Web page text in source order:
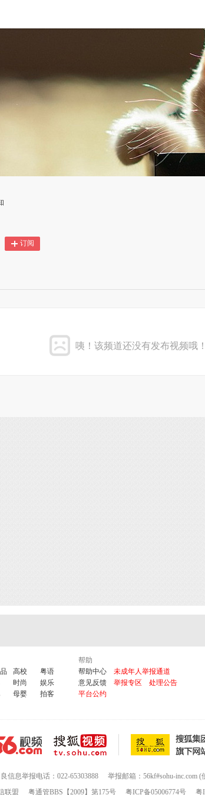
订阅
咦！该频道还没有发布视频哦！
高校
粤语
时尚
娱乐
母婴 拍客
帮助
帮助中心
未成年人举报通道
意见反馈
举报专区
处理公告
平台公约
信息举报电话：022-65303888
举报邮箱：56kf#sohu-inc.com
联盟 粤通管BBS【2009】第175号 粤ICP备05006774号 粤